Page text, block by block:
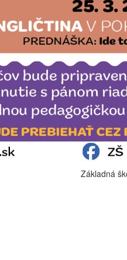
Základná